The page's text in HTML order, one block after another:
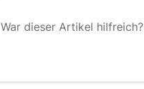
War dieser Artikel hilfreich?